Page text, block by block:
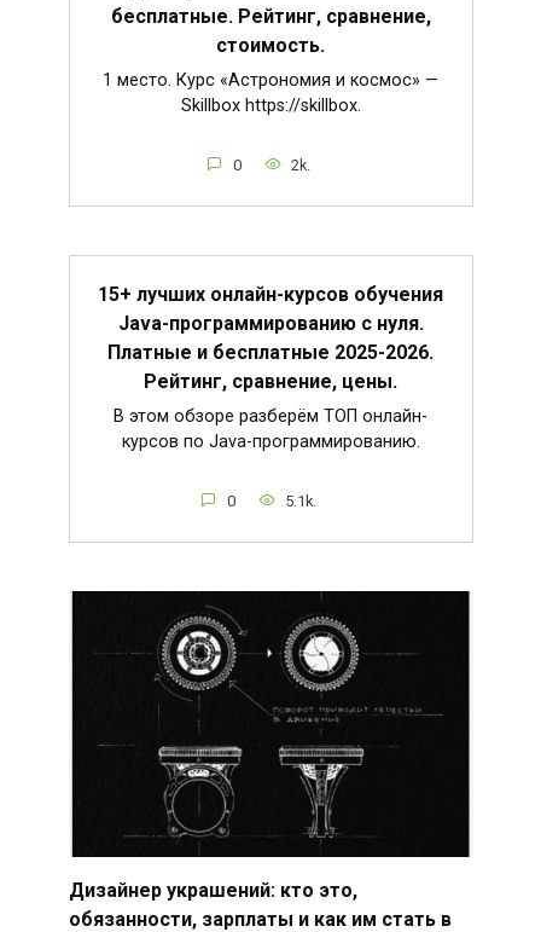
бесплатные. Рейтинг, сравнение,
стоимость.
1 место. Курс «Астрономия и космос» —
Skillbox https://skillbox.
0 2k.
15+ лучших онлайн-курсов обучения
Java-программированию с нуля.
Платные и бесплатные 2025-2026.
Рейтинг, сравнение, цены.
В этом обзоре разберём ТОП онлайн-
курсов по Java-программированию.
0 5.1k.
Дизайнер украшений: кто это,
обязанности, зарплаты и как им стать в